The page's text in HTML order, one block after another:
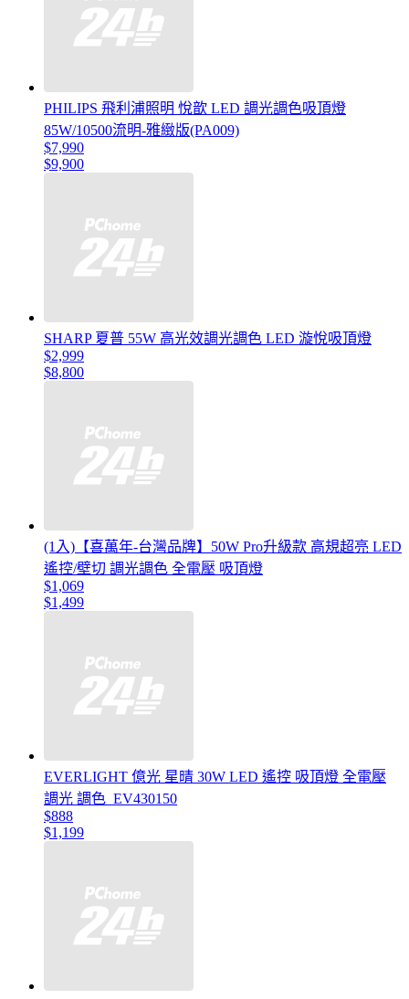
PHILIPS 飛利浦照明 悅歆 LED 調光調色吸頂燈
85W/10500流明-雅緻版(PA009)
$7,990
$9,900
SHARP 夏普 55W 高光效調光調色 LED 漩悅吸頂燈
$2,999
$8,800
(1入)【喜萬年-台灣品牌】50W Pro升級款 高規超亮 LED
遙控/壁切 調光調色 全電壓 吸頂燈
$1,069
$1,499
EVERLIGHT 億光 星晴 30W LED 遙控 吸頂燈 全電壓
調光 調色_EV430150
$888
$1,199